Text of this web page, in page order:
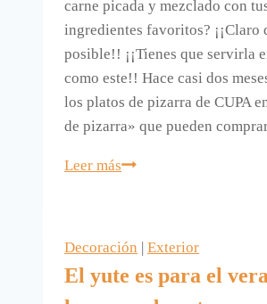
carne picada y mezclado con
ingredientes favoritos? ¡¡Claro
posible!! ¡¡Tienes que servirla
como este!! Hace casi dos
los platos de pizarra de CUPA
de pizarra» que pueden
Leer másAsí
mejor.
Decoración Exterior
El yute es para el